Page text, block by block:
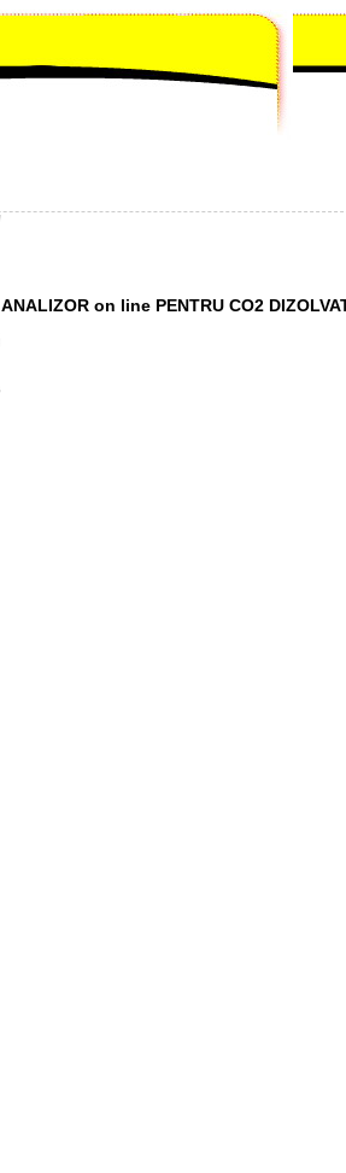
ANALIZOR on line PENTRU CO2